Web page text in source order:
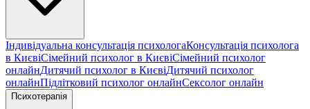
Індивідуальна консультація психологаКонсультація психолога
в КиєвіСімейний психолог в КиєвіСімейний психолог
онлайнДитячий психолог в КиєвіДитячий психолог
онлайнПідлітковий психолог онлайнСексолог онлайн
Психотерапія